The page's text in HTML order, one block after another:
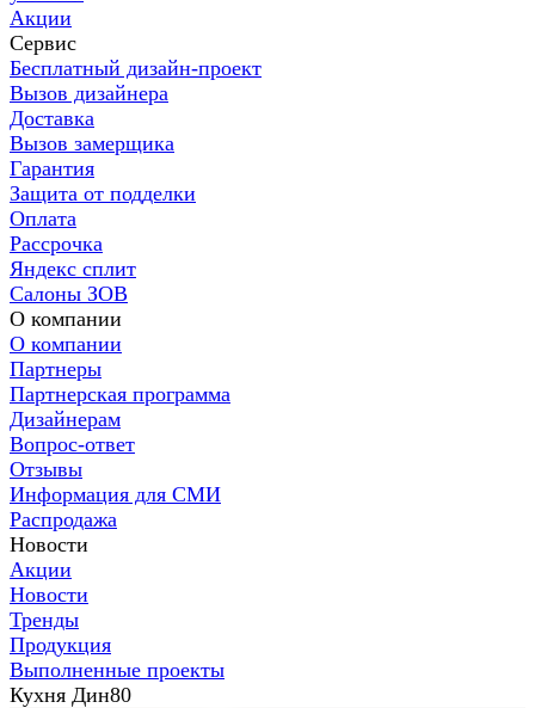
Акции
Сервис
Бесплатный дизайн-проект
Вызов дизайнера
Доставка
Вызов замерщика
Гарантия
Защита от подделки
Оплата
Рассрочка
Яндекс сплит
Салоны ЗОВ
О компании
О компании
Партнеры
Партнерская программа
Дизайнерам
Вопрос-ответ
Отзывы
Информация для СМИ
Распродажа
Новости
Акции
Новости
Тренды
Продукция
Выполненные проекты
Кухня Дин80